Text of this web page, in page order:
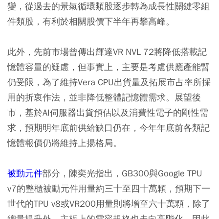
變，從過去的景氣循環類股逐步轉為成長性關鍵零組
件類股，有利於相關股價下半年再攀高峰。
此外，先前市場曾傳出輝達VR NVL 72將降低搭載記
憶體容量的疑慮，但事實上，主要是考慮供應產能暫
仍受限，為了維持Vera CPU出貨量及拓展市占率所採
用的折衷作法，並非降低整體記憶體需求。展望後
市，基於AI伺服器出貨預估以及消費性電子的剛性需
求，預期明年底前供給缺口仍在，今年年底前各類記
憶體報價仍將維持上揚格局。
被動元件部分，陳奕光指出，GB300與Google TPU
v7的整櫃被動元件用量約三十至四十萬顆，預期下一
世代的TPU v8或VR200用量則將增至六十萬顆，除了